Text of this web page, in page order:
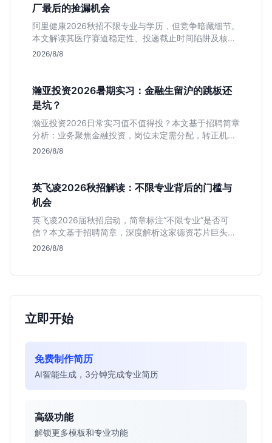
厂最后的捡漏机会
阿里健康2026秋招不限专业与学历，但竞争暗藏细节。
本文解读其医疗赛道稳定性、投递截止时间陷阱及核心
岗位面试节奏，帮应届生判断是否值得投入。
2026/8/8
瀚亚投资2026暑期实习：金融生留沪的跳板还
是坑？
瀚亚投资2026日常实习值不值得投？本文基于招聘简章
分析：业务聚焦金融投资，岗位未定需分配，转正机会
不明确。适合急需上海高含金量实习证明、想接触真实
2026/8/8
英飞凌2026秋招解读：不限专业背后的门槛与
机会
英飞凌2026届秋招启动，简章标注“不限专业”是否可
信？本文基于招聘简章，深度解析这家德资芯片巨头的
行业地位、校招真实门槛及投递策略，助你判断是否值
2026/8/8
立即开始
免费制作简历
AI智能生成，3分钟完成专业简历
高级功能
解锁更多模板和专业功能